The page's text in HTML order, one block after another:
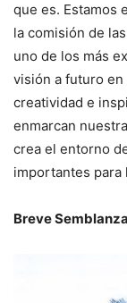
que es. Estamos
la comisión de
uno de los más
visión a futuro en
creatividad e
enmarcan
crea el entorno
importantes para
Breve